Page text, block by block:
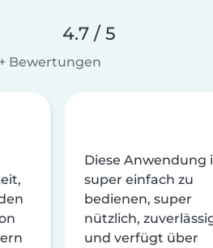
4.7 / 5
Bewertungen
Diese Anwendung
super einfach zu
bedienen, super
nützlich,
und verfügt über